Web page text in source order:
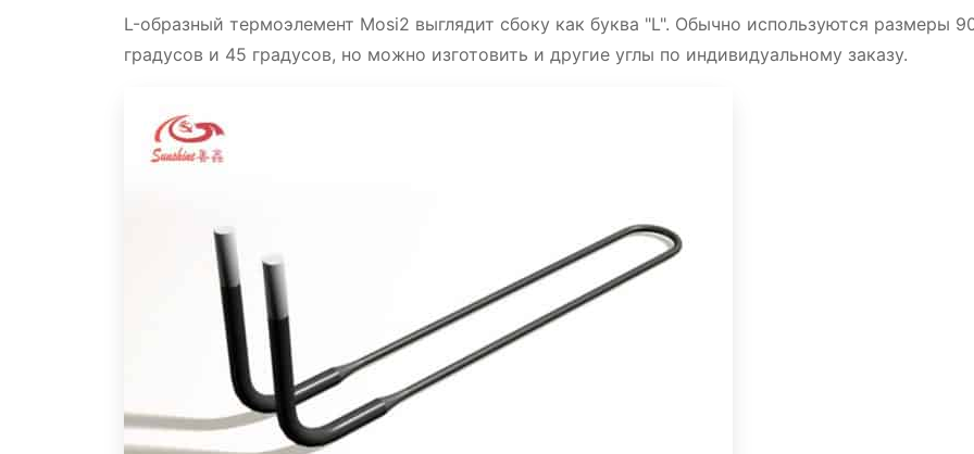
Технические характеристики L-образного термоэлемента Mosi2
Двухштекерные элементы с прямыми выводами определяются:
Температура использования в различных атмосферах
Замена элемента
Видео
L-образный термоэлемент Mosi2 выглядит сбоку как буква "L". Обычно используются размеры
градусов и 45 градусов, но можно изготовить и другие углы по индивидуальному заказу.